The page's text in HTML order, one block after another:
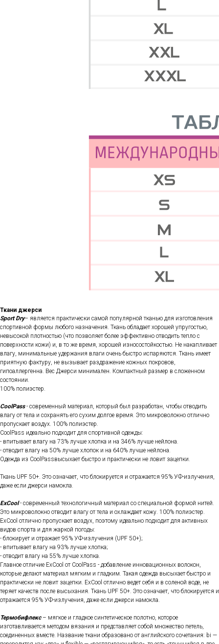
Ткани джерси
Sport Dry– является практически самой популярной тканью для изготовления
спортивной формы любого назначения. Ткань обладает хорошей упругостью,
невысокой плотностью (что позволяет более эффективно отводить тепло с
поверхности кожи) и, в то же время, хорошей износостойкостью. Не накапливает
влагу, минимальные удержания влаги очень быстро испаряются. Ткань имеет
приятную фактуру, не вызывает раздражение кожных покровов,
гипоаллергенна. Вес Джерси минимален. Компактный размер в сложенном
состоянии.
100% полиэстер.
CoolPass- современный материал, который был разработан, чтобы отводить
влагу от тела и сохранять его сухим долгое время. Это микроволокно отлично
пропускает воздух. 100% полиэстер.
CoolPass идеально подходит для спортивной одежды:
- впитывает влагу на 73% лучше хлопка и на 346% лучше нейлона.
- отводит влагу на 50% лучше хлопок и на 640% лучше нейлона.
Одежда из CoolPassвысыхает быстро и практически не ловит зацепки.
Ткань UPF 50+. Это означает, что блокируется и отражается 95% УФ-излучения,
даже если джерси намокла.
ExCool- современный технологичный материал со специальной формой нитей.
Это микроволокно отводит влагу от тела и охлаждает кожу. 100% полиэстер.
ExCool отлично пропускает воздух, поэтому идеально подходит для активных
видов спорта и для жаркой погоды:
- блокирует и отражает 95% УФ-излучения (UPF 50+);
- впитывает влагу на 93% лучше хлопка;
- отводит влагу на 55% лучше хлопка.
Главное отличие ExCool от CoolPass - добавление инновационных волокон,
которые делают материал мягким и гладким. Такая одежда высыхает быстро и
практически не ловит зацепки. ExCool отлично ведет себя и в соленой воде, не
теряет качеств после высыхания. Ткань UPF 50+. Это означает, что блокируется и
отражается 95% УФ-излучения, даже если джерси намокла.
Термобифлекс– мягкое и гладкое синтетическое полотно, которое
изготавливается методом вязания и представляет собой множество петель,
соединенных вместе. Название ткани образовано от английского сочетания: bi —